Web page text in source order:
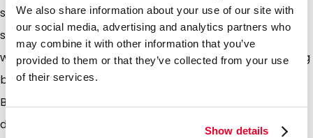
We also share information about your use of our site with
our social media, advertising and analytics partners who
may combine it with other information that you’ve
provided to them or that they’ve collected from your use
of their services.
Show details
spannende und attraktive Ausstrahlung. Und das wirkt
sich natürlich positiv auf die Resonanz aus! Erst recht,
wenn Sie die Mailbags auch noch ein- oder mehrfarbig
bedrucken lassen. Die Möglichkeit einer einfarbigen
Bedruckung ist bereit ab 500 Stück möglich. Neu ist
das Format Notarumschlag (DIN A4 Längs gefaltet)